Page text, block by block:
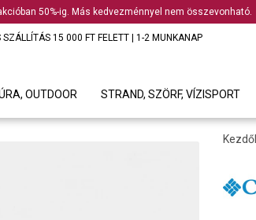
50%-ig. Más kedvezménnyel nem összevonható.
SZÁLLÍTÁS 15 000 FT FELETT | 1-2 MUNKANAP
OUTDOOR STRAND, SZÖRF, VÍZISPORT